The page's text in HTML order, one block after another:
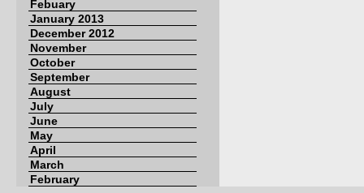
Febuary
January 2013
December 2012
November
October
September
August
July
June
May
April
March
February